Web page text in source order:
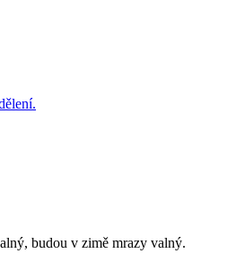
budou v zimě mrazy valný.